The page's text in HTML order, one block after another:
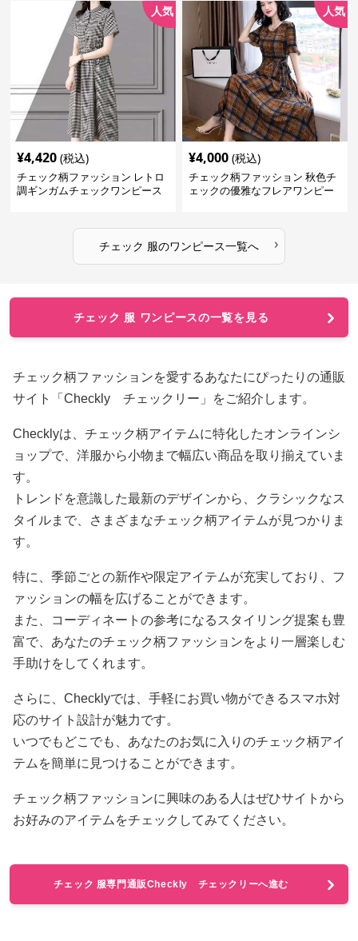
人気
¥4,420 (税込)
チェック柄ファッション レトロ
調ギンガムチェックワンピース
人気
¥4,000 (税込)
チェック柄ファッション 秋色チ
ェックの優雅なフレアワンピー
チェック 服のワンピース一覧へ ›
チェック 服 ワンピースの一覧を見る
チェック柄ファッションを愛するあなたにぴったりの通販
サイト「Checkly チェックリー」をご紹介します。
Checklyは、チェック柄アイテムに特化したオンラインシ
ョップで、洋服から小物まで幅広い商品を取り揃えていま
す。
トレンドを意識した最新のデザインから、クラシックなス
タイルまで、さまざまなチェック柄アイテムが見つかりま
す。
特に、季節ごとの新作や限定アイテムが充実しており、フ
ァッションの幅を広げることができます。
また、コーディネートの参考になるスタイリング提案も豊
富で、あなたのチェック柄ファッションをより一層楽しむ
手助けをしてくれます。
さらに、Checklyでは、手軽にお買い物ができるスマホ対
応のサイト設計が魅力です。
いつでもどこでも、あなたのお気に入りのチェック柄アイ
テムを簡単に見つけることができます。
チェック柄ファッションに興味のある人はぜひサイトから
お好みのアイテムをチェックしてみてください。
チェック 服専門通販Checkly チェックリーへ進む